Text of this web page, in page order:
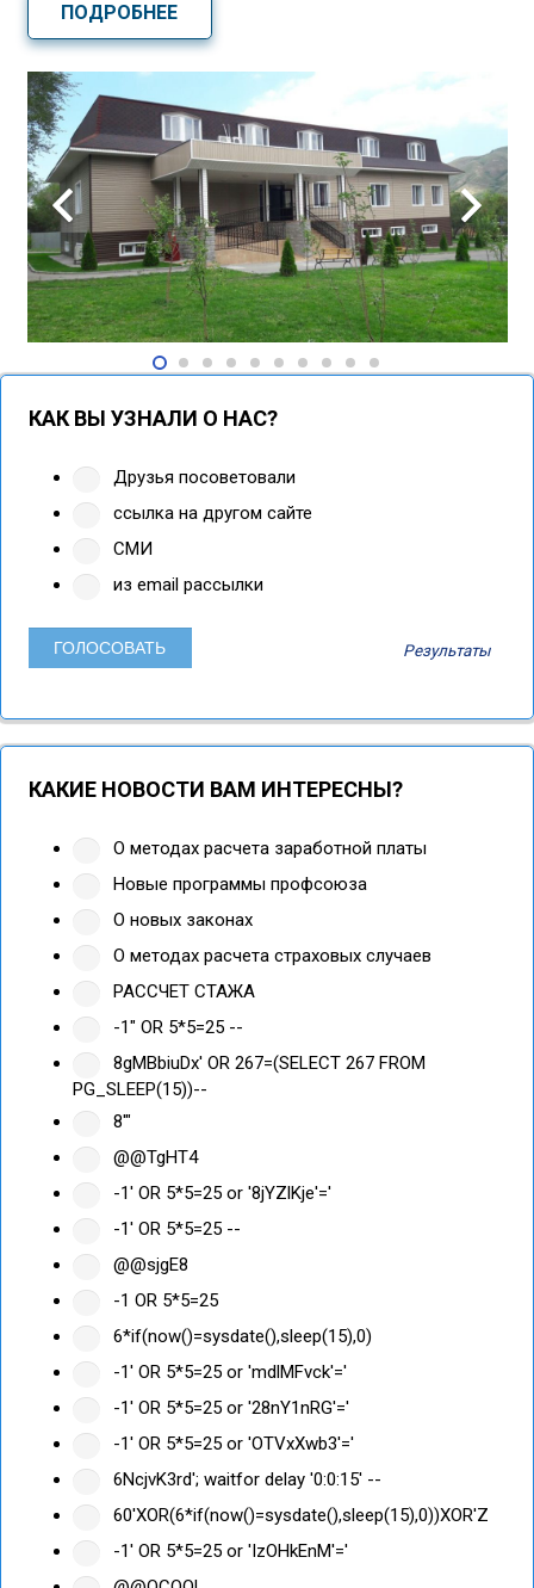
ПОДРОБНЕЕ
КАК ВЫ УЗНАЛИ О НАС?
Друзья посоветовали
ссылка на другом сайте
СМИ
из email рассылки
Результаты
КАКИЕ НОВОСТИ ВАМ ИНТЕРЕСНЫ?
О методах расчета заработной платы
Новые программы профсоюза
О новых законах
О методах расчета страховых случаев
РАССЧЕТ СТАЖА
-1" OR 5*5=25 --
8gMBbiuDx' OR 267=(SELECT 267 FROM
PG_SLEEP(15))--
8'"
@@TgHT4
-1' OR 5*5=25 or '8jYZlKje'='
-1' OR 5*5=25 --
@@sjgE8
-1 OR 5*5=25
6*if(now()=sysdate(),sleep(15),0)
-1' OR 5*5=25 or 'mdlMFvck'='
-1' OR 5*5=25 or '28nY1nRG'='
-1' OR 5*5=25 or 'OTVxXwb3'='
6NcjvK3rd'; waitfor delay '0:0:15' --
60'XOR(6*if(now()=sysdate(),sleep(15),0))XOR'Z
-1' OR 5*5=25 or 'IzOHkEnM'='